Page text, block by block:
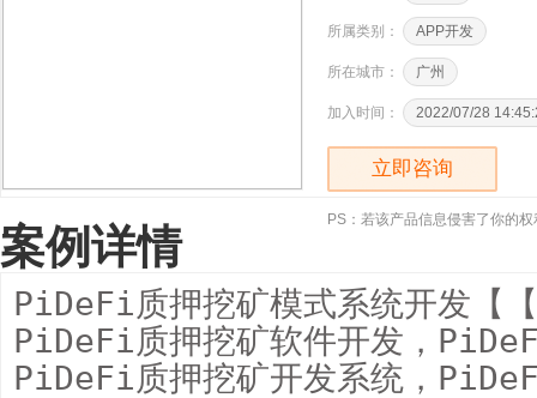
所属类别： APP开发
所在城市： 广州
加入时间： 2022/07/28
立即咨询
PS：若该产品信息侵害了你的
案例详情
PiDeFi质押挖矿模式系统开发
PiDeFi质押挖矿软件开发，
PiDeFi质押挖矿开发系统，